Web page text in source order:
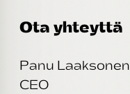
Ota yhteyttä
Panu Laaksonen
CEO